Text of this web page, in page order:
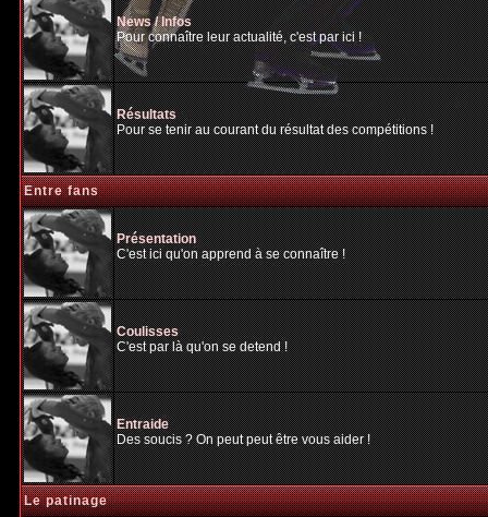
News / Infos
Pour connaître leur actualité, c'est par ici !
Résultats
Pour se tenir au courant du résultat des compétitions !
Entre fans
Présentation
C'est ici qu'on apprend à se connaître !
Coulisses
C'est par là qu'on se detend !
Entraide
Des soucis ? On peut peut être vous aider !
Le patinage